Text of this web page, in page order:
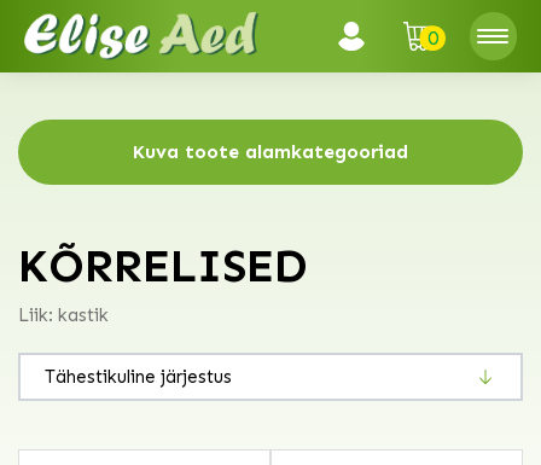
0
Kuva toote alamkategooriad
KÕRRELISED
Liik: kastik